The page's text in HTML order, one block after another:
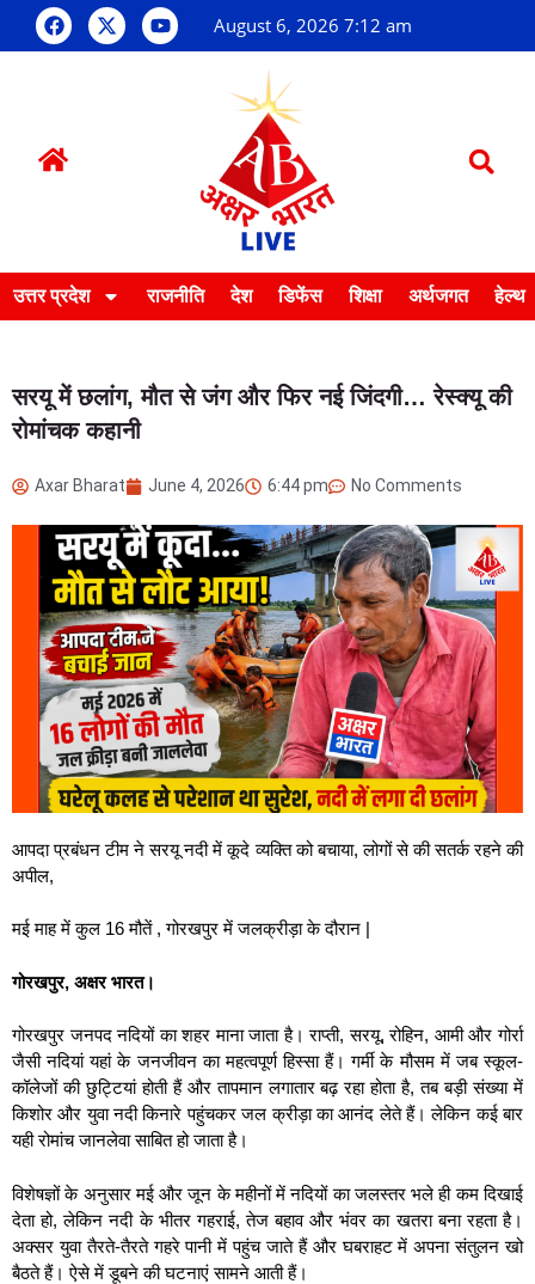
August 6, 2026 7:12 am
उत्तर प्रदेश राजनीति देश डिफेंस शिक्षा अर्थजगत हेल्थ
सरयू में छलांग, मौत से जंग और फिर नई जिंदगी… रेस्क्यू की
रोमांचक कहानी
Axar Bharat June 4, 2026 6:44 pm No Comments
आपदा प्रबंधन टीम ने सरयू नदी में कूदे व्यक्ति को बचाया, लोगों से की सतर्क रहने की
अपील,
मई माह में कुल 16 मौतें , गोरखपुर में जलक्रीड़ा के दौरान |
गोरखपुर, अक्षर भारत।
गोरखपुर जनपद नदियों का शहर माना जाता है। राप्ती, सरयू, रोहिन, आमी और गोर्रा
जैसी नदियां यहां के जनजीवन का महत्वपूर्ण हिस्सा हैं। गर्मी के मौसम में जब स्कूल-
कॉलेजों की छुट्टियां होती हैं और तापमान लगातार बढ़ रहा होता है, तब बड़ी संख्या में
किशोर और युवा नदी किनारे पहुंचकर जल क्रीड़ा का आनंद लेते हैं। लेकिन कई बार
यही रोमांच जानलेवा साबित हो जाता है।
विशेषज्ञों के अनुसार मई और जून के महीनों में नदियों का जलस्तर भले ही कम दिखाई
देता हो, लेकिन नदी के भीतर गहराई, तेज बहाव और भंवर का खतरा बना रहता है।
अक्सर युवा तैरते-तैरते गहरे पानी में पहुंच जाते हैं और घबराहट में अपना संतुलन खो
बैठते हैं। ऐसे में डूबने की घटनाएं सामने आती हैं।